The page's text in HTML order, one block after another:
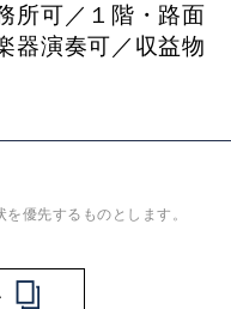
術作品の鑑賞、
。
しのバランスが良
所可／１階・路面
器演奏可／収益物
優先するものとします。